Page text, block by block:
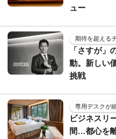
ュー
期待を超える
「さすが」
動。新しい
挑戦
専用デスクが
ビジネスリ
間…都心を